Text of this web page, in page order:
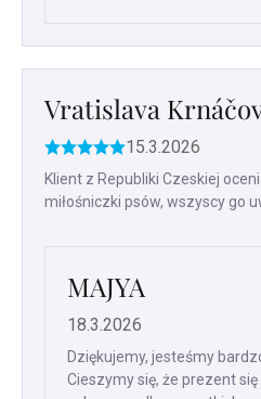
Vratislava
Ocena
produktu
to
gwiazdek.
15.3.2026
Klient z Republiki Czeskiej
miłośniczki psów, wszyscy go
MAJYA
18.3.2026
Dziękujemy, jesteśmy
Cieszymy się, że prezent się